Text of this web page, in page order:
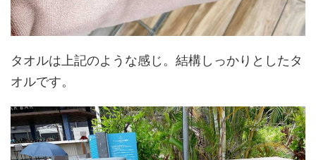
タオルは上記のような感じ。結構しっかりとしたタ
オルです。